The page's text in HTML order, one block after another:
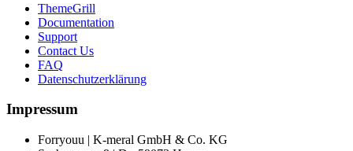
ThemeGrill
Documentation
Support
Contact Us
FAQ
Datenschutzerklärung
Impressum
Forryouu | K-meral GmbH & Co. KG